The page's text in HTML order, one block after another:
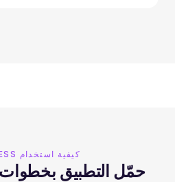
كيفية استخدام ROAMLESS
حمّل التطبيق